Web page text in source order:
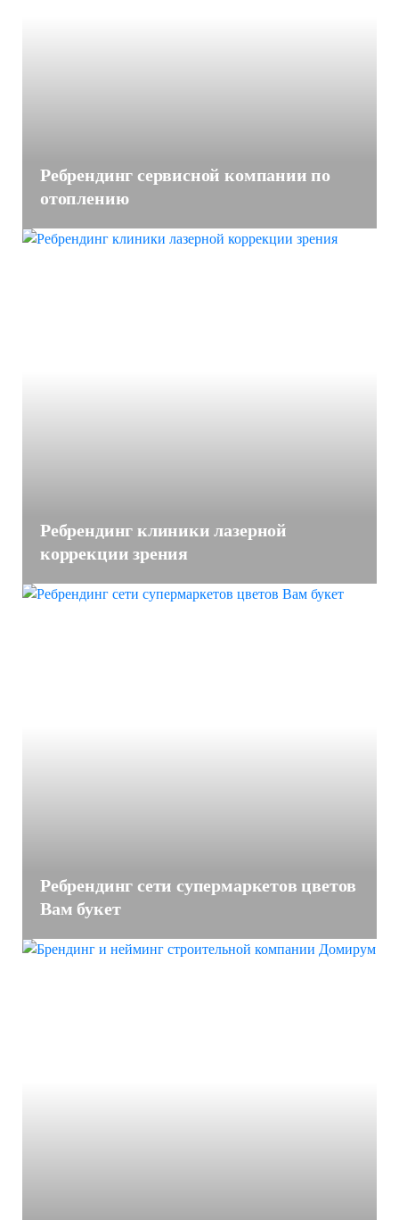
Ребрендинг сервисной компании по
отоплению
Ребрендинг клиники лазерной
коррекции зрения
Ребрендинг сети супермаркетов цветов
Вам букет